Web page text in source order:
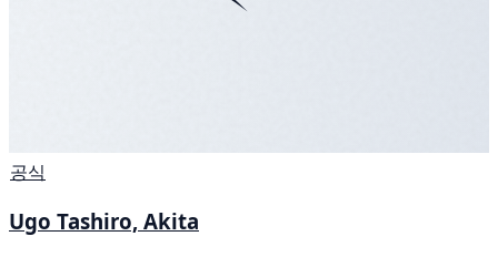
공식
Ugo Tashiro, Akita